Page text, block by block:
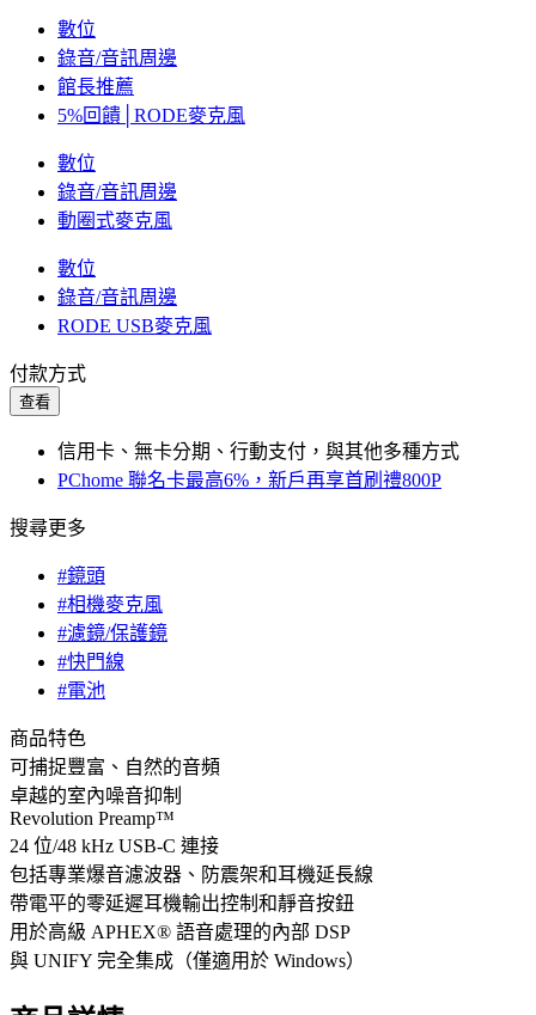
數位
錄音/音訊周邊
館長推薦
5%回饋│RODE麥克風
數位
錄音/音訊周邊
動圈式麥克風
數位
錄音/音訊周邊
RODE USB麥克風
付款方式
查看
信用卡、無卡分期、行動支付，與其他多種方式
PChome 聯名卡最高6%，新戶再享首刷禮800P
搜尋更多
#鏡頭
#相機麥克風
#濾鏡/保護鏡
#快門線
#電池
商品特色
可捕捉豐富、自然的音頻
卓越的室內噪音抑制
Revolution Preamp™
24 位/48 kHz USB-C 連接
包括專業爆音濾波器、防震架和耳機延長線
帶電平的零延遲耳機輸出控制和靜音按鈕
用於高級 APHEX® 語音處理的內部 DSP
與 UNIFY 完全集成（僅適用於 Windows）